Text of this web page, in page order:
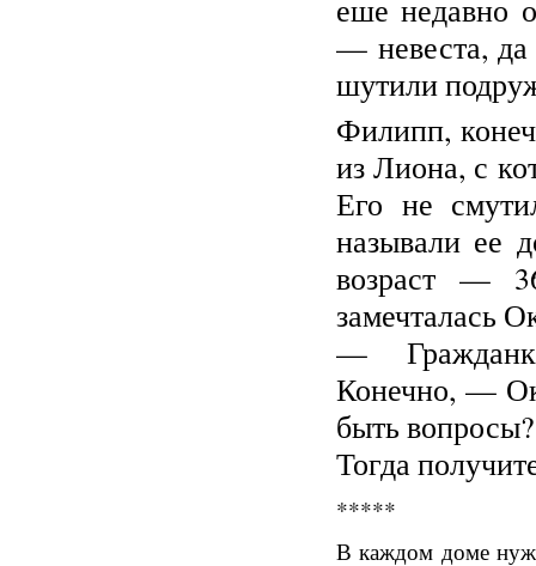
еше недавно
— невеста,
шутили
Филипп,
из Лиона, с
Его не
называли ее
возраст —
замечталась
— Гражданка
Конечно, —
быть вопросы?
Тогда
*****
В каждом доме